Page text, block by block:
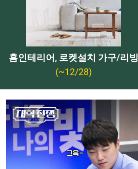
홈인테리어, 로켓설치 가구/리빙
(~12/28)